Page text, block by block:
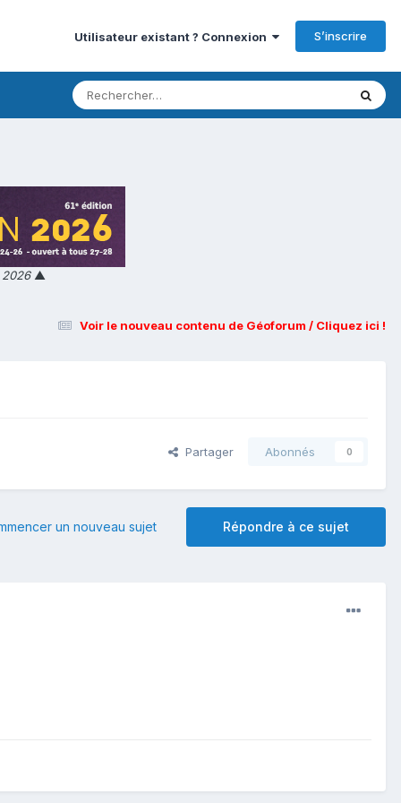
Utilisateur existant ? Connexion S’inscrire
▲
Voir le nouveau contenu de Géoforum / Cliquez ici !
Partager Abonnés 0
Répondre à ce sujet
un nouveau sujet